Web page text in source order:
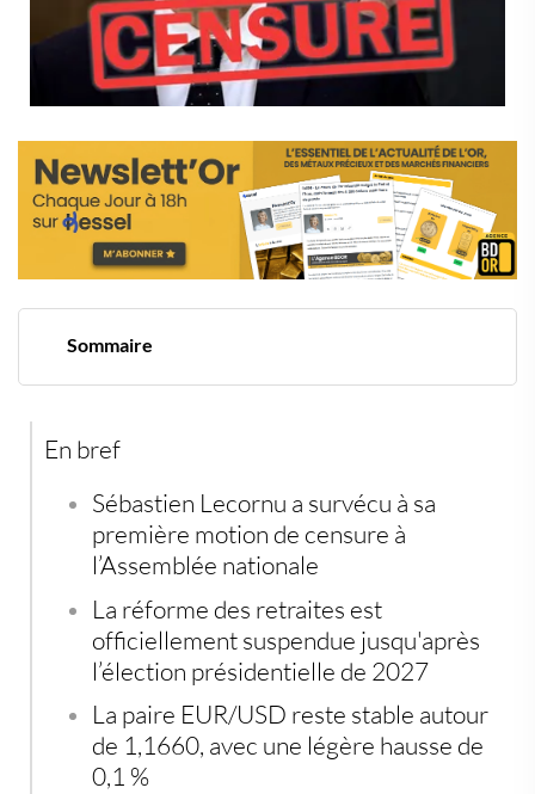
Sommaire
Une stabilité en trompe-l’œil ?
monétaire
En bref
Sébastien Lecornu a survécu à sa
première motion de censure à
l’Assemblée nationale
La réforme des retraites est
officiellement suspendue jusqu'après
l’élection présidentielle de 2027
La paire EUR/USD reste stable autour
de 1,1660, avec une légère hausse de
0,1 %